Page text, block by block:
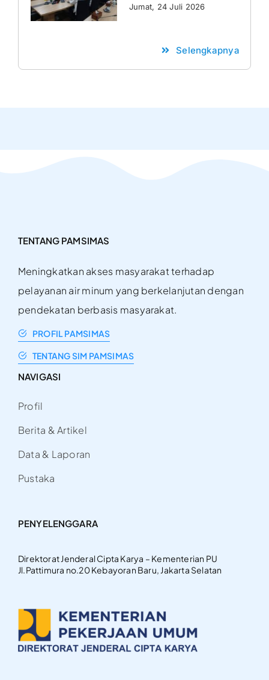
Jumat, 24 Juli 2026
Selengkapnya
TENTANG PAMSIMAS
Meningkatkan akses masyarakat terhadap
pelayanan air minum yang berkelanjutan dengan
pendekatan berbasis masyarakat.
PROFIL PAMSIMAS
TENTANG SIM PAMSIMAS
NAVIGASI
Profil
Berita & Artikel
Data & Laporan
Pustaka
PENYELENGGARA
Direktorat Jenderal Cipta Karya – Kementerian PU
Jl.Pattimura no.20 Kebayoran Baru, Jakarta Selatan